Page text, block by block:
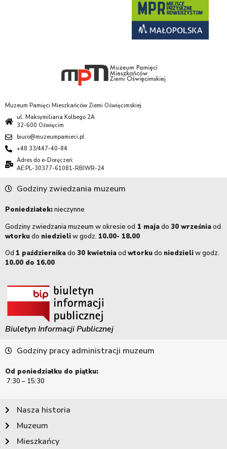
Muzeum Pamięci Mieszkańców Ziemi Oświęcimskiej
ul. Maksymiliana Kolbego 2A
32-600 Oświęcim
biuro@muzeumpamieci.pl
+48 33/447-40-84
Adres do e-Doręczeń:
AE:PL-30377-61081-RBIWR-24
Godziny zwiedzania muzeum
Poniedziałek:nieczynne
Godziny zwiedzania muzeum w okresie od 1 majado 30 wrześniaod
wtorkudo niedzieliw godz. 10.00- 18.00
Od 1 październikado 30 kwietniaod wtorkudo niedzieliw godz.
10.00 do 16.00
Biuletyn Informacji Publicznej
Godziny pracy administracji muzeum
Od poniedziałku do piątku:
7:30 – 15:30
Nasza historia
Muzeum
Mieszkańcy